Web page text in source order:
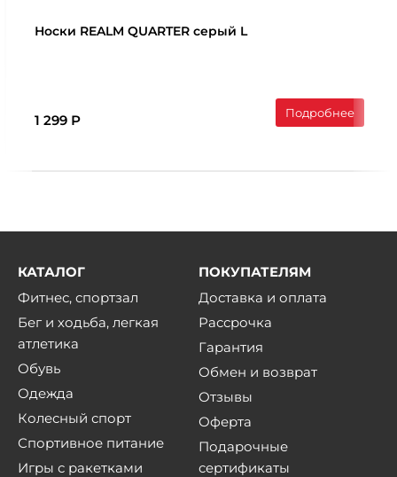
Носки REALM QUARTER серый L
1 299 Р Подробнее
КАТАЛОГ
Фитнес, спортзал
Бег и ходьба, легкая
атлетика
Обувь
Одежда
Колесный спорт
Спортивное питание
Игры с ракетками
ПОКУПАТЕЛЯМ
Доставка и оплата
Рассрочка
Гарантия
Обмен и возврат
Отзывы
Оферта
Подарочные
сертификаты